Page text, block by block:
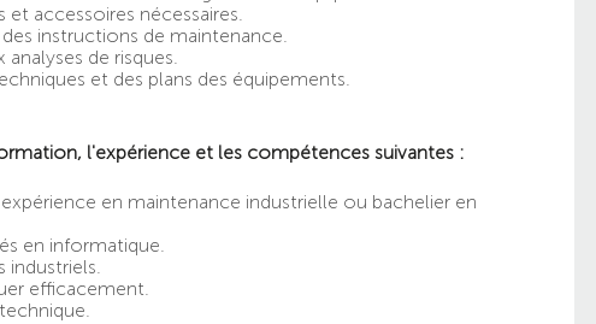
accessoires nécessaires.
instructions de maintenance.
de risques.
et des plans des équipements.
l'expérience et les compétences suivantes :
en maintenance industrielle ou bachelier en
en informatique.
industriels.
efficacement.